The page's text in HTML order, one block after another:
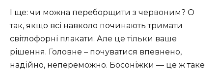
І ще: чи можна переборщити з червоним? О
так, якщо всі навколо починають тримати
світлофорні плакати. Але це тільки ваше
рішення. Головне – почуватися впевнено,
надійно, непереможно. Босоніжки — це ж таке